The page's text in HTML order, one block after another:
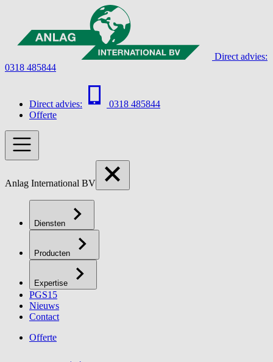
Direct advies:
0318 485844
Direct advies:
0318 485844
Offerte
Anlag International BV
Diensten
Producten
Expertise
PGS15
Nieuws
Contact
Offerte